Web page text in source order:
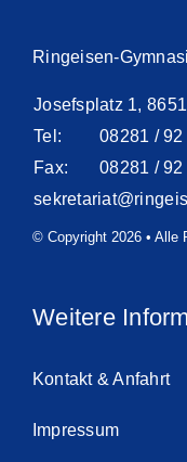
Ringeisen-
Josefsplatz 1,
Tel:
08281 /
Fax:
08281 /
© Copyright 2026 • Alle
Weitere
Kontakt & Anfahrt
Impressum